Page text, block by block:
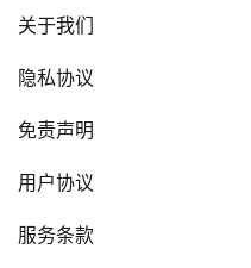
关于我们
隐私协议
免责声明
用户协议
服务条款